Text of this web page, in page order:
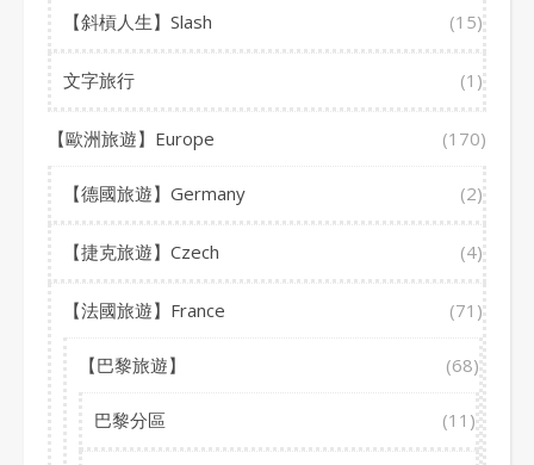
【斜槓人生】Slash (15)
文字旅行 (1)
【歐洲旅遊】Europe (170)
【德國旅遊】Germany (2)
【捷克旅遊】Czech (4)
【法國旅遊】France (71)
【巴黎旅遊】 (68)
巴黎分區 (11)